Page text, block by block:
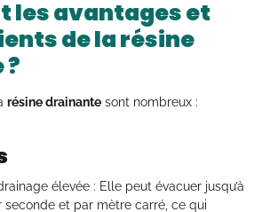
les avantages et
de la résine
résine drainante sont nombreux :
élevée : Elle peut évacuer jusqu’à
seconde et par mètre carré, ce qui